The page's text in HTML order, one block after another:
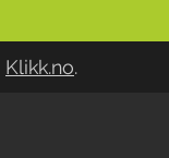
Klikk.no.